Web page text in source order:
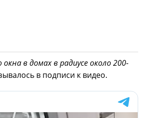
в домах в радиусе около 200-
в подписи к видео.